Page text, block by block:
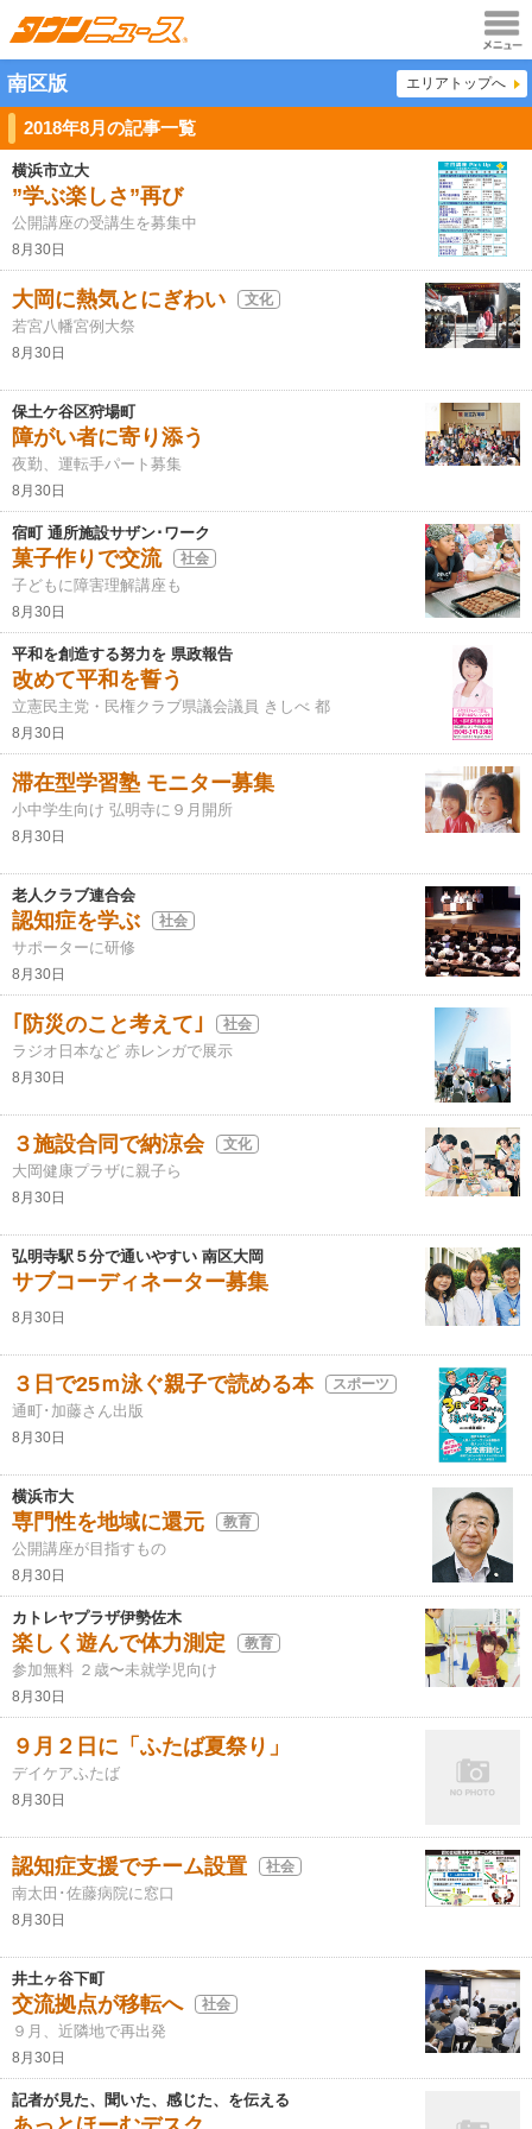
メニュ
ー
南区版 エリアトップへ
2018年8月の記事一覧
横浜市立大
”学ぶ楽しさ”再び
公開講座の受講生を募集中
8月30日
大岡に熱気とにぎわい 文化
若宮八幡宮例大祭
8月30日
保土ケ谷区狩場町
障がい者に寄り添う
夜勤、運転手パート募集
8月30日
宿町 通所施設サザン･ワーク
菓子作りで交流 社会
子どもに障害理解講座も
8月30日
平和を創造する努力を 県政報告
改めて平和を誓う
立憲民主党・民権クラブ県議会議員 きしべ 都
8月30日
滞在型学習塾 モニター募集
小中学生向け 弘明寺に９月開所
8月30日
老人クラブ連合会
認知症を学ぶ 社会
サポーターに研修
8月30日
｢防災のこと考えて｣ 社会
ラジオ日本など 赤レンガで展示
8月30日
３施設合同で納涼会 文化
大岡健康プラザに親子ら
8月30日
弘明寺駅５分で通いやすい 南区大岡
サブコーディネーター募集
8月30日
３日で25ｍ泳ぐ親子で読める本 スポーツ
通町･加藤さん出版
8月30日
横浜市大
専門性を地域に還元 教育
公開講座が目指すもの
8月30日
カトレヤプラザ伊勢佐木
楽しく遊んで体力測定 教育
参加無料 ２歳〜未就学児向け
8月30日
９月２日に「ふたば夏祭り」
デイケアふたば
8月30日
認知症支援でチーム設置 社会
南太田･佐藤病院に窓口
8月30日
井土ヶ谷下町
交流拠点が移転へ 社会
９月、近隣地で再出発
8月30日
記者が見た、聞いた、感じた、を伝える